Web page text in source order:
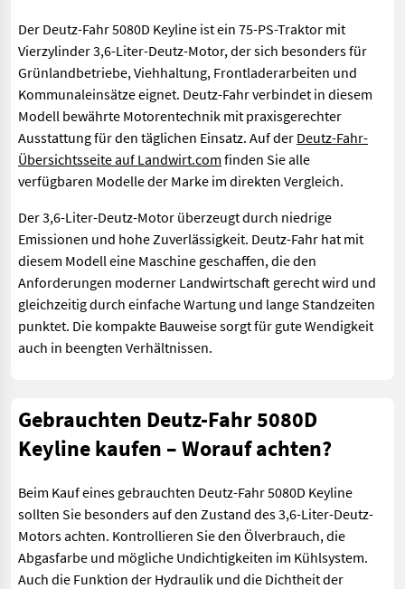
Der Deutz-Fahr 5080D Keyline ist ein 75-PS-Traktor mit
Vierzylinder 3,6-Liter-Deutz-Motor, der sich besonders für
Grünlandbetriebe, Viehhaltung, Frontladerarbeiten und
Kommunaleinsätze eignet. Deutz-Fahr verbindet in diesem
Modell bewährte Motorentechnik mit praxisgerechter
Ausstattung für den täglichen Einsatz. Auf der Deutz-Fahr-
Übersichtsseite auf Landwirt.com finden Sie alle
verfügbaren Modelle der Marke im direkten Vergleich.
Der 3,6-Liter-Deutz-Motor überzeugt durch niedrige
Emissionen und hohe Zuverlässigkeit. Deutz-Fahr hat mit
diesem Modell eine Maschine geschaffen, die den
Anforderungen moderner Landwirtschaft gerecht wird und
gleichzeitig durch einfache Wartung und lange Standzeiten
punktet. Die kompakte Bauweise sorgt für gute Wendigkeit
auch in beengten Verhältnissen.
Gebrauchten Deutz-Fahr 5080D
Keyline kaufen – Worauf achten?
Beim Kauf eines gebrauchten Deutz-Fahr 5080D Keyline
sollten Sie besonders auf den Zustand des 3,6-Liter-Deutz-
Motors achten. Kontrollieren Sie den Ölverbrauch, die
Abgasfarbe und mögliche Undichtigkeiten im Kühlsystem.
Auch die Funktion der Hydraulik und die Dichtheit der